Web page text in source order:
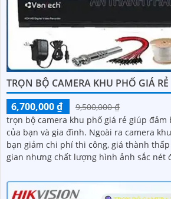
TRỌN BỘ CAMERA KHU PHỐ GIÁ RẺ
6,700,000 ₫
9,500,000 ₫
trọn bộ camera khu phố giá rẻ giúp đảm
của bạn và gia đình. Ngoài ra camera
bạn giảm chi phí thi công, giá thành
gian nhưng chất lượng hình ảnh sắc nét